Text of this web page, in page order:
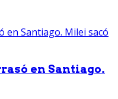
en Santiago.